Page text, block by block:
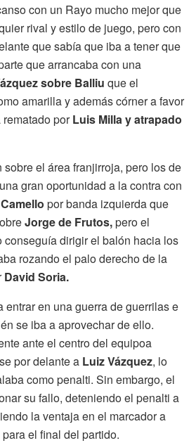
con un Rayo mucho mejor que
rival y estilo de juego, pero con
que sabía que iba a tener que
que arrancaba con una
sobre Balliu que el
amarilla y además córner a favor
porLuis Milla y atrapado
el área franjirroja, pero los de
gran oportunidad a la contra con
Camello por banda izquierda que
Jorge de Frutos,pero el
conseguía dirigir el balón hacia los
rozando el palo derecho de la
David Soria.
entrar en una guerra de guerrilas e
se iba a aprovechar de ello.
ante el centro del equipoa
por delante a Luiz Vázquez, lo
como penalti. Sin embargo, el
su fallo, deteniendo el penalti a
la ventaja en el marcador a
el final del partido.